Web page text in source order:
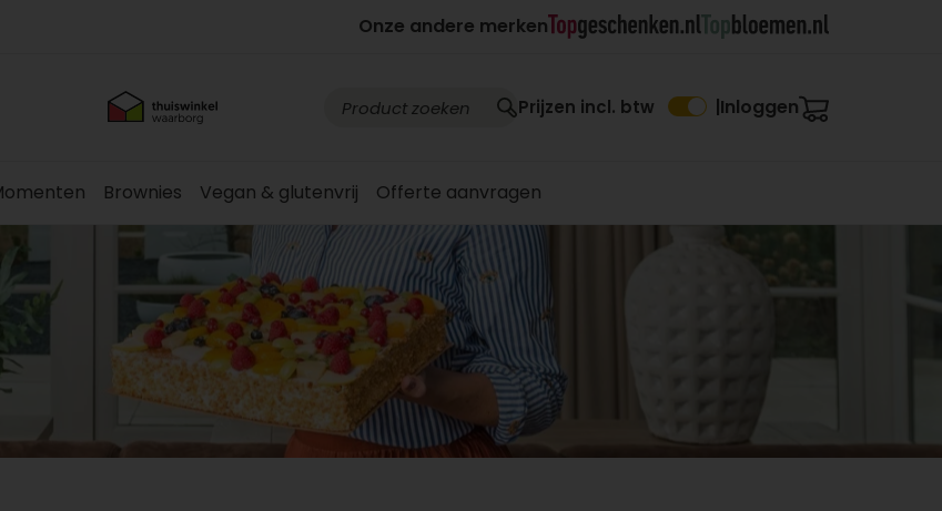
Onze andere merken
Prijzen incl. btw Inloggen
Brownies Vegan & glutenvrij Offerte aanvragen